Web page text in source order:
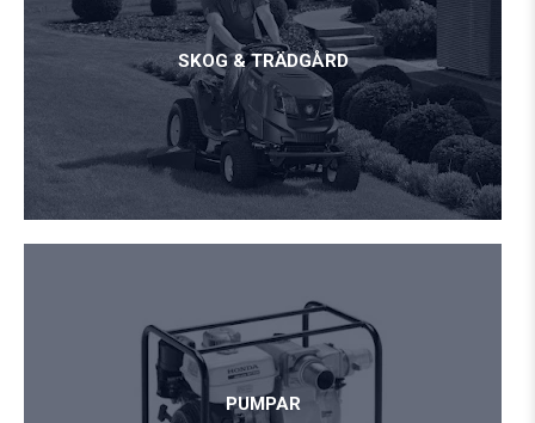
SKOG & TRÄDGÅRD
PUMPAR